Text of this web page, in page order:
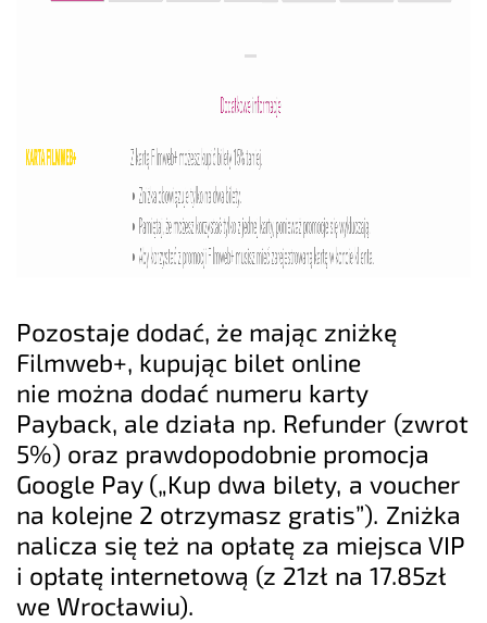
Pozostaje dodać, że mając zniżkę
Filmweb+, kupując bilet online
nie można dodać numeru karty
Payback, ale działa np. Refunder (zwrot
5%) oraz prawdopodobnie promocja
Google Pay(„Kup dwa bilety, a voucher
na kolejne 2 otrzymasz gratis”). Zniżka
nalicza się też na opłatę za miejsca VIP
i opłatę internetową (z 21zł na 17.85zł
we Wrocławiu).